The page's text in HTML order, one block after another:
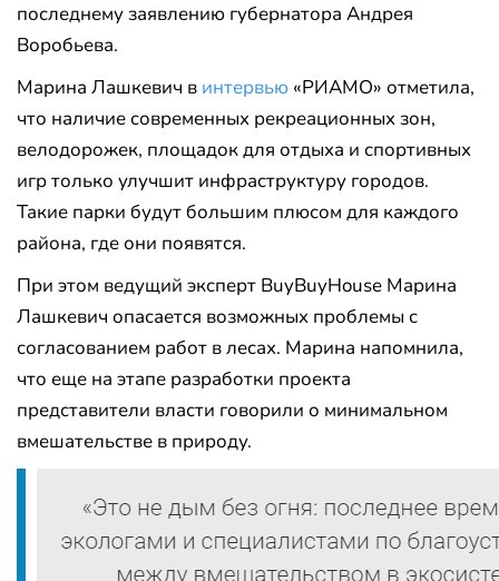
последнему заявлению губернатора Андрея
Воробьева.
Марина Лашкевич в интервью «РИАМО» отметила,
что наличие современных рекреационных зон,
велодорожек, площадок для отдыха и спортивных
игр только улучшит инфраструктуру городов.
Такие парки будут большим плюсом для каждого
района, где они появятся.
При этом ведущий эксперт BuyBuyHouse Марина
Лашкевич опасается возможных проблемы с
согласованием работ в лесах. Марина напомнила,
что еще на этапе разработки проекта
представители власти говорили о минимальном
вмешательстве в природу.